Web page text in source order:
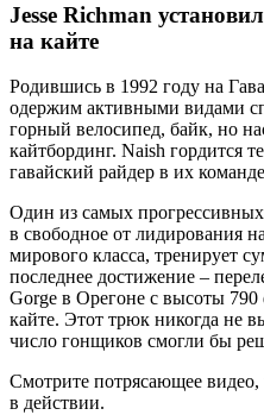
Jesse Richman
на кайте
Родившись в 1992 году на
одержим активными видами
горный велосипед, байк, но
кайтбординг. Naish гордится
гавайский райдер в их
Один из самых
в свободное от лидирования
мирового класса, тренирует
последнее достижение –
Gorge в Орегоне с высоты
кайте. Этот трюк никогда не
число гонщиков смогли бы
Смотрите потрясающее видео,
в действии.